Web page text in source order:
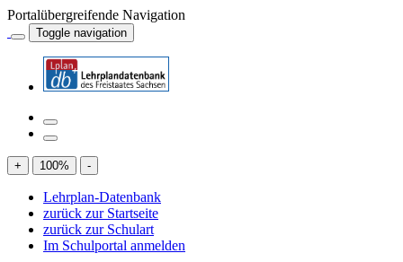
Portalübergreifende Navigation
Toggle navigation
+ 100% -
Lehrplan-Datenbank
zurück zur Startseite
zurück zur Schulart
Im Schulportal anmelden